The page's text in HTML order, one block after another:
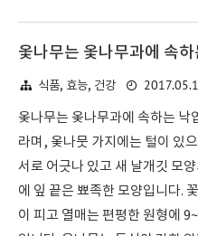
옻나무는 옻나무과에 속
식품, 효능, 건강
옻나무는 옻나무과에 속하는
라며, 옻나뭇 가지에는 털이 있
서로 어긋나 있고 새 날개깃 모
에 잎 끝은 뾰족한 모양입니다.
이 피고 열매는 편평한 원형에